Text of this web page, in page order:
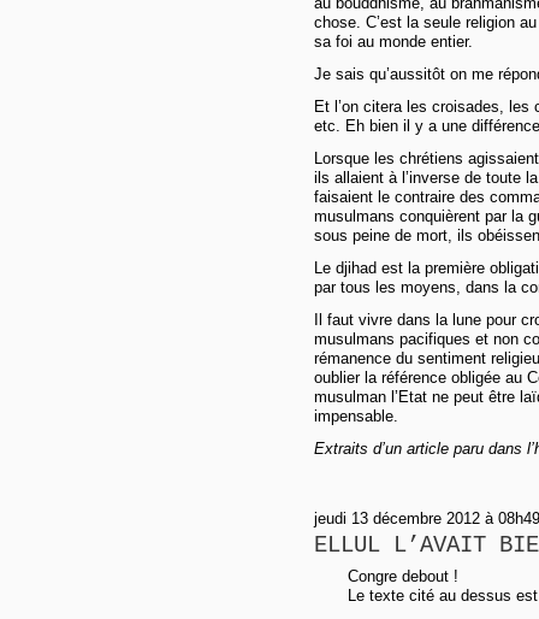
chose. C’est la seule religion
sa foi au monde entier.
Je sais qu’aussitôt on me
Et l’on citera les croisades,
etc. Eh bien il y a une
Lorsque les chrétiens
ils allaient à l’inverse de toute
faisaient le contraire des
musulmans conquièrent par la
sous peine de mort, ils
Le djihad est la première
par tous les moyens, dans la
Il faut vivre dans la lune pour
musulmans pacifiques et non
rémanence du sentiment
oublier la référence obligée au
musulman l’Etat ne peut être
impensable.
Extraits d’un article paru dans
jeudi 13 décembre 2012 à
ELLUL L’AVAIT
Congre debout !
Le texte cité au dessus